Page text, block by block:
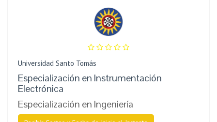
Universidad Santo Tomás
Especialización en Instrumentación
Electrónica
Especialización en Ingeniería